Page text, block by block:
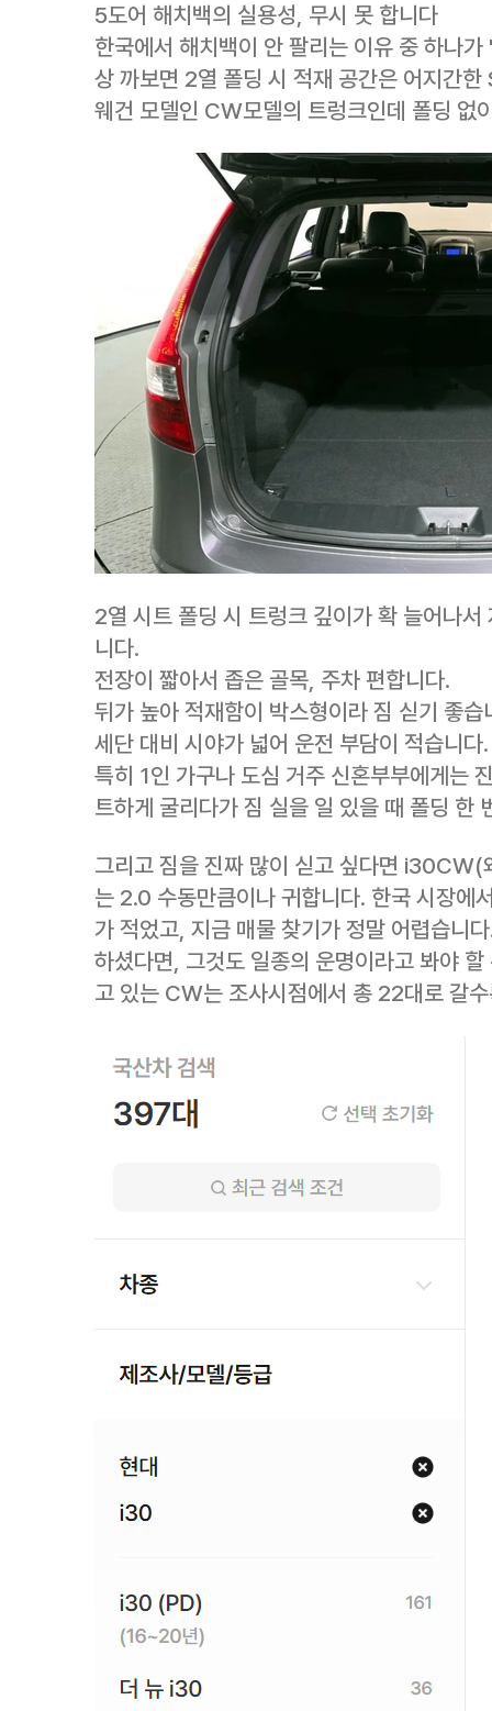
5도어 해치백의 실용성, 무시 못 합니다
한국에서 해치백이 안 팔리는 이유 중 하나
상 까보면 2열 폴딩 시 적재 공간은 어지간
웨건 모델인 CW모델의 트렁크인데 폴딩 없
2열 시트 폴딩 시 트렁크 깊이가 확 늘어나
니다.
전장이 짧아서 좁은 골목, 주차 편합니다.
뒤가 높아 적재함이 박스형이라 짐 싣기 좋습
세단 대비 시야가 넓어 운전 부담이 적습니다.
특히 1인 가구나 도심 거주 신혼부부에게는
트하게 굴리다가 짐 실을 일 있을 때 폴딩 한
그리고 짐을 진짜 많이 싣고 싶다면 i30CW(
는 2.0 수동만큼이나 귀합니다. 한국 시장에
가 적었고, 지금 매물 찾기가 정말 어렵습니
하셨다면, 그것도 일종의 운명이라고 봐야
고 있는 CW는 조사시점에서 총 22대로 갈